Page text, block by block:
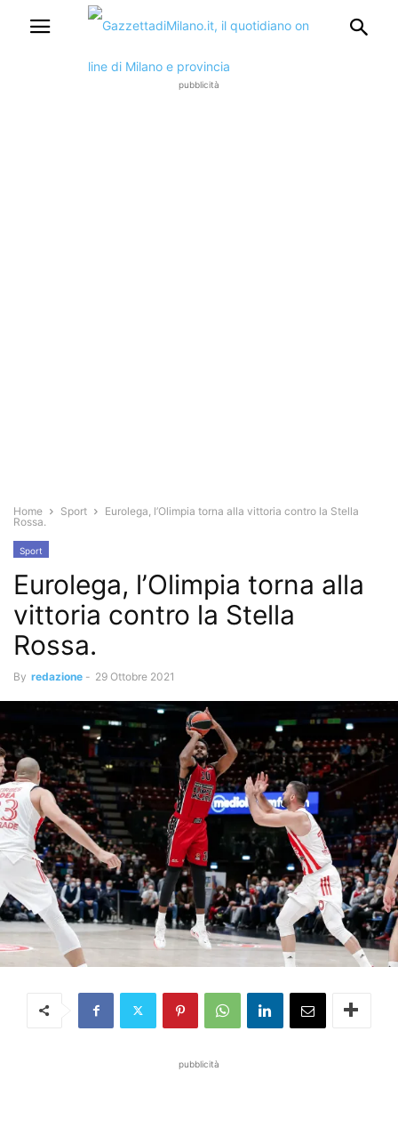
pubblicità
Home Sport
Eurolega, l’Olimpia torna alla vittoria contro la Stella
Rossa.
Sport
Eurolega, l’Olimpia torna alla
vittoria contro la Stella
Rossa.
By redazione - 29 Ottobre 2021
pubblicità